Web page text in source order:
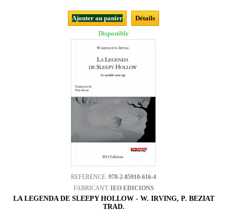
Ajouter au panier
Détails
Disponible
REFERENCE: 978-2-85910-616-4
FABRICANT: IEO EDICIONS
LA LEGENDA DE SLEEPY HOLLOW - W. IRVING, P. BEZIAT
TRAD.